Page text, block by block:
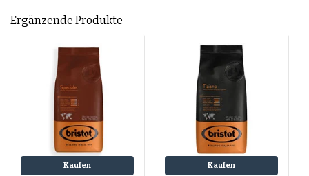
Ergänzende Produkte
Kaufen Kaufen